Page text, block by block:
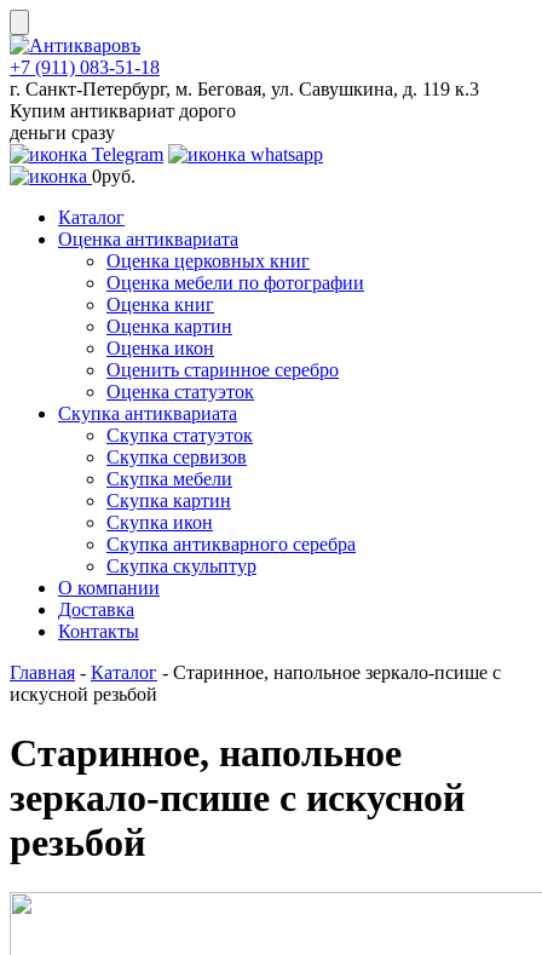
Skip
to
content
+7 (911) 083-51-18
г. Санкт-Петербург, м. Беговая, ул. Савушкина, д. 119 к.3
Купим антиквариат дорого
деньги сразу
0руб.
Каталог
Оценка антиквариата
Оценка церковных книг
Оценка мебели по фотографии
Оценка книг
Оценка картин
Оценка икон
Оценить старинное серебро
Оценка статуэток
Скупка антиквариата
Скупка статуэток
Скупка сервизов
Скупка мебели
Скупка картин
Скупка икон
Скупка антикварного серебра
Скупка скульптур
О компании
Доставка
Контакты
Главная - Каталог - Старинное, напольное зеркало-псише с
искусной резьбой
Старинное, напольное
зеркало-псише с искусной
резьбой